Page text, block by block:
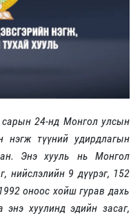
24-нд Монгол улсын
нэгж түүний удирдлагын
Энэ хууль нь Монгол
нийслэлийн 9 дүүрэг, 152
оноос хойш гурав дахь
энэ хуулинд эдийн засаг,